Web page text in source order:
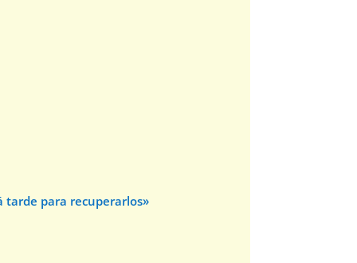
tarde para recuperarlos»